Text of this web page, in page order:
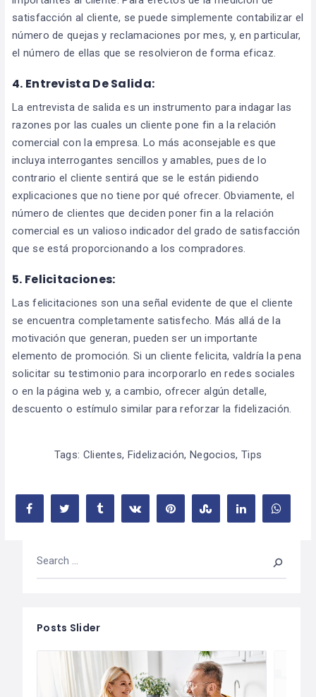
satisfacción al cliente, se puede simplemente contabilizar el
número de quejas y reclamaciones por mes, y, en particular,
el número de ellas que se resolvieron de forma eficaz.
4. Entrevista De Salida:
La entrevista de salida es un instrumento para indagar las
razones por las cuales un cliente pone fin a la relación
comercial con la empresa. Lo más aconsejable es que
incluya interrogantes sencillos y amables, pues de lo
contrario el cliente sentirá que se le están pidiendo
explicaciones que no tiene por qué ofrecer. Obviamente, el
número de clientes que deciden poner fin a la relación
comercial es un valioso indicador del grado de satisfacción
que se está proporcionando a los compradores.
5. Felicitaciones:
Las felicitaciones son una señal evidente de que el cliente
se encuentra completamente satisfecho. Más allá de la
motivación que generan, pueden ser un importante
elemento de promoción. Si un cliente felicita, valdría la pena
solicitar su testimonio para incorporarlo en redes sociales
o en la página web y, a cambio, ofrecer algún detalle,
descuento o estímulo similar para reforzar la fidelización.
Tags: Clientes, Fidelización, Negocios, Tips
Posts Slider